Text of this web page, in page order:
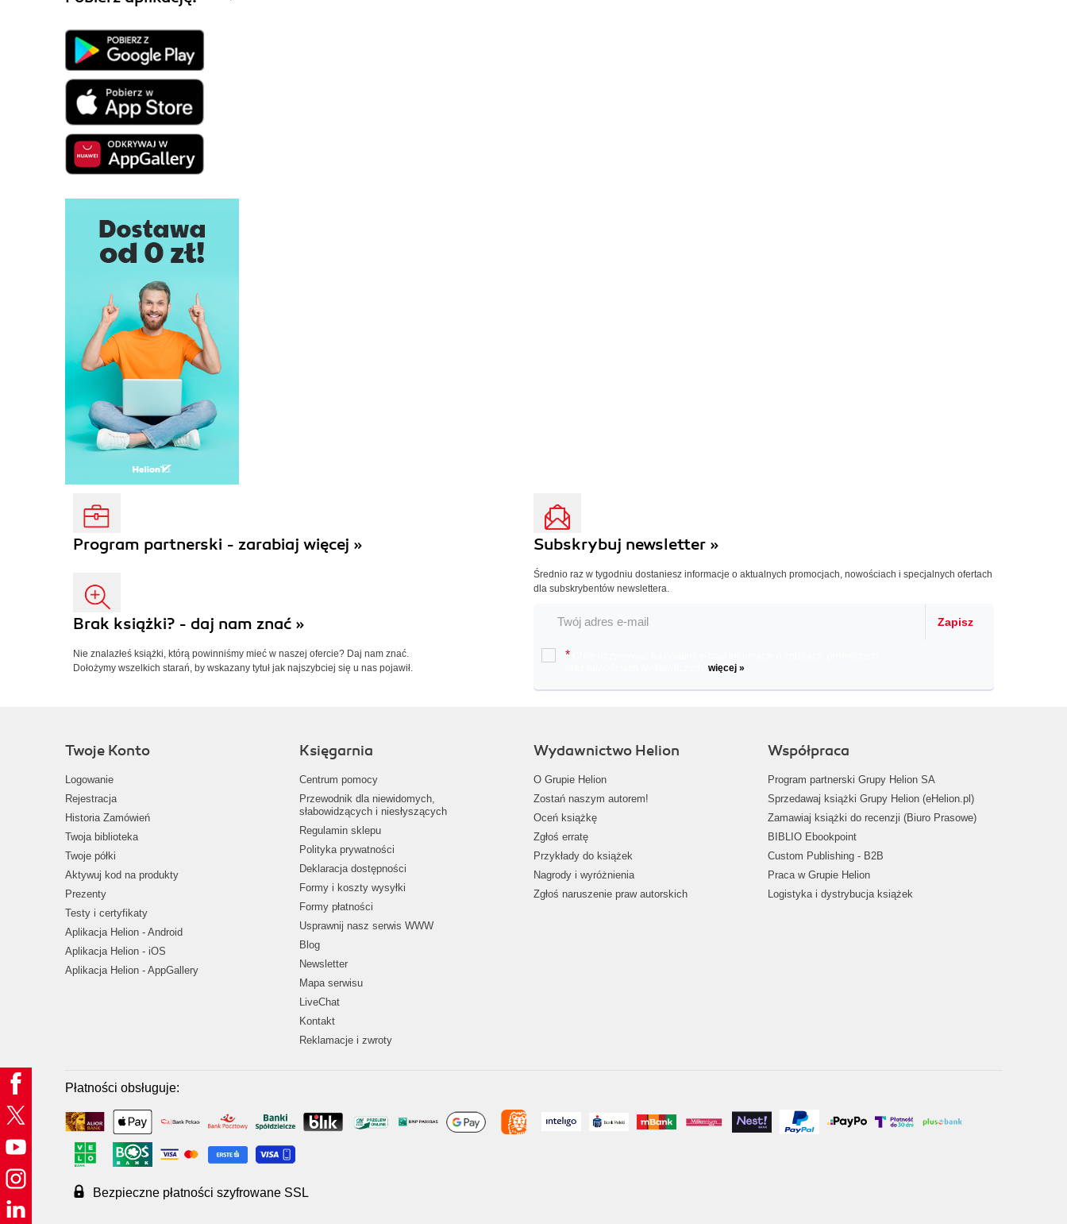
Program partnerski - zarabiaj więcej »
Brak książki? - daj nam znać »
Nie znalazłeś książki, którą powinniśmy mieć w naszej ofercie? Daj nam znać.
Dołożymy wszelkich starań, by wskazany tytuł jak najszybciej się u nas pojawił.
Subskrybuj newsletter »
Średnio raz w tygodniu dostaniesz informacje o aktualnych promocjach, nowościach i specjalnych ofertach
dla subskrybentów newslettera.
Zapisz
*
więcej »
Twoje Konto
Logowanie
Rejestracja
Historia Zamówień
Twoja biblioteka
Twoje półki
Aktywuj kod na produkty
Prezenty
Testy i certyfikaty
Aplikacja Helion - Android
Aplikacja Helion - iOS
Aplikacja Helion - AppGallery
Księgarnia
Centrum pomocy
Przewodnik dla niewidomych,
słabowidzących i niesłyszących
Regulamin sklepu
Polityka prywatności
Deklaracja dostępności
Formy i koszty wysyłki
Formy płatności
Usprawnij nasz serwis WWW
Blog
Newsletter
Mapa serwisu
LiveChat
Kontakt
Reklamacje i zwroty
Wydawnictwo Helion
O Grupie Helion
Zostań naszym autorem!
Oceń książkę
Zgłoś erratę
Przykłady do książek
Nagrody i wyróżnienia
Zgłoś naruszenie praw autorskich
Współpraca
Program partnerski Grupy Helion SA
Sprzedawaj książki Grupy Helion (eHelion.pl)
Zamawiaj książki do recenzji (Biuro Prasowe)
BIBLIO Ebookpoint
Custom Publishing - B2B
Praca w Grupie Helion
Logistyka i dystrybucja książek
Płatności obsługuje:
Bezpieczne płatności szyfrowane SSL